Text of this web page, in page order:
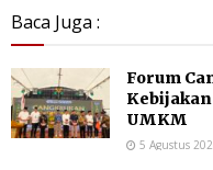
Baca Juga :
Forum
UMKM
5 Agustus